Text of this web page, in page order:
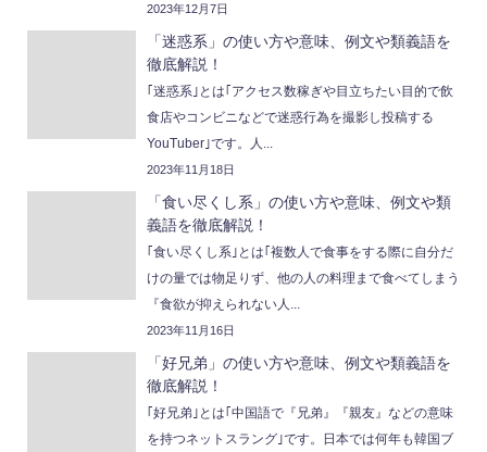
2023年12月7日
「迷惑系」の使い方や意味、例文や類義語を
徹底解説！
｢迷惑系｣とは｢アクセス数稼ぎや目立ちたい目的で飲
食店やコンビニなどで迷惑行為を撮影し投稿する
YouTuber｣です。人...
2023年11月18日
「食い尽くし系」の使い方や意味、例文や類
義語を徹底解説！
｢食い尽くし系｣とは｢複数人で食事をする際に自分だ
けの量では物足りず、他の人の料理まで食べてしまう
『食欲が抑えられない人...
2023年11月16日
「好兄弟」の使い方や意味、例文や類義語を
徹底解説！
｢好兄弟｣とは｢中国語で『兄弟』『親友』などの意味
を持つネットスラング｣です。日本では何年も韓国ブ